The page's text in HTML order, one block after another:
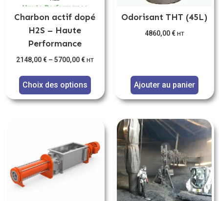
Charbon actif dopé
H2S – Haute
Performance
2148,00€– 5700,00€ HT
Choix des options
Odorisant THT (45L)
4860,00€ HT
Ajouter au panier